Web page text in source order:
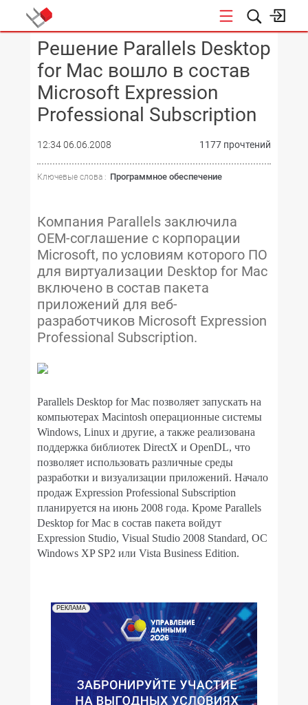
КОНФЕРЕНЦИИ
Решение Parallels Desktop
for Mac вошло в состав
Microsoft Expression
Professional Subscription
12:34 06.06.2008 1177 прочтений
Ключевые слова : Программное обеспечение
Компания Parallels заключила
OEM-соглашение с корпорации
Microsoft, по условиям которого ПО
для виртуализации Desktop for Mac
включено в состав пакета
приложений для веб-
разработчиков Microsoft Expression
Professional Subscription.
Parallels Desktop for Mac позволяет запускать на
компьютерах Macintosh операционные системы
Windows, Linux и другие, а также реализована
поддержка библиотек DirectX и OpenDL, что
позволяет использовать различные среды
разработки и визуализации приложений. Начало
продаж Expression Professional Subscription
планируется на июнь 2008 года. Кроме Parallels
Desktop for Mac в состав пакета войдут
Expression Studio, Visual Studio 2008 Standard, ОС
Windows XP SP2 или Vista Business Edition.
РЕКЛАМА